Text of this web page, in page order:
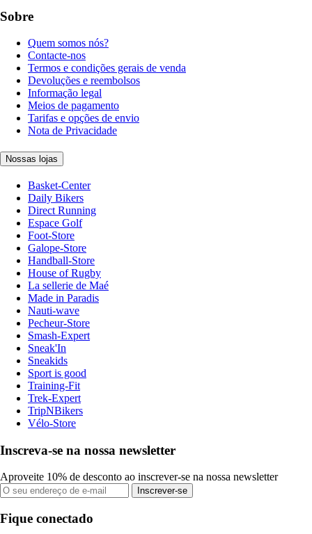
Sobre
Quem somos nós?
Contacte-nos
Termos e condições gerais de venda
Devoluções e reembolsos
Informação legal
Meios de pagamento
Tarifas e opções de envio
Nota de Privacidade
Nossas lojas
Basket-Center
Daily Bikers
Direct Running
Espace Golf
Foot-Store
Galope-Store
Handball-Store
House of Rugby
La sellerie de Maé
Made in Paradis
Nauti-wave
Pecheur-Store
Smash-Expert
Sneak'In
Sneakids
Sport is good
Training-Fit
Trek-Expert
TripNBikers
Vélo-Store
Inscreva-se na nossa newsletter
Aproveite 10% de desconto ao inscrever-se na nossa newsletter
Inscrever-se
Fique conectado